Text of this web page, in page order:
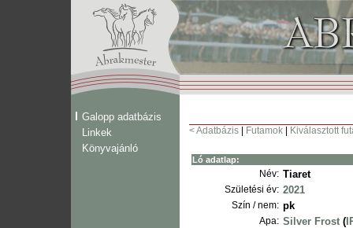
Galopp adatbázis
Linkek
Könyvajánló
< Adatbázis Futamok Kiválasztott
Ló adatlap:
Név: Tiaret
Születési év: 2021
Szín / nem: pk
Apa: Silver Frost (